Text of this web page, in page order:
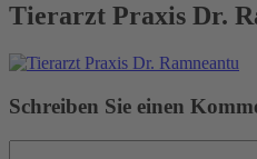
Tierarzt Praxis Dr.
Schreiben Sie einen